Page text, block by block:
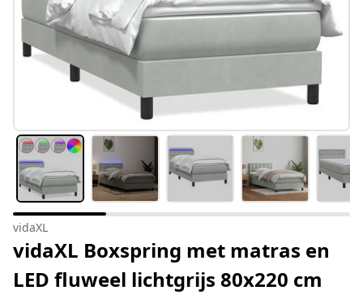
vidaXL
vidaXL Boxspring met matras en
LED fluweel lichtgrijs 80x220 cm